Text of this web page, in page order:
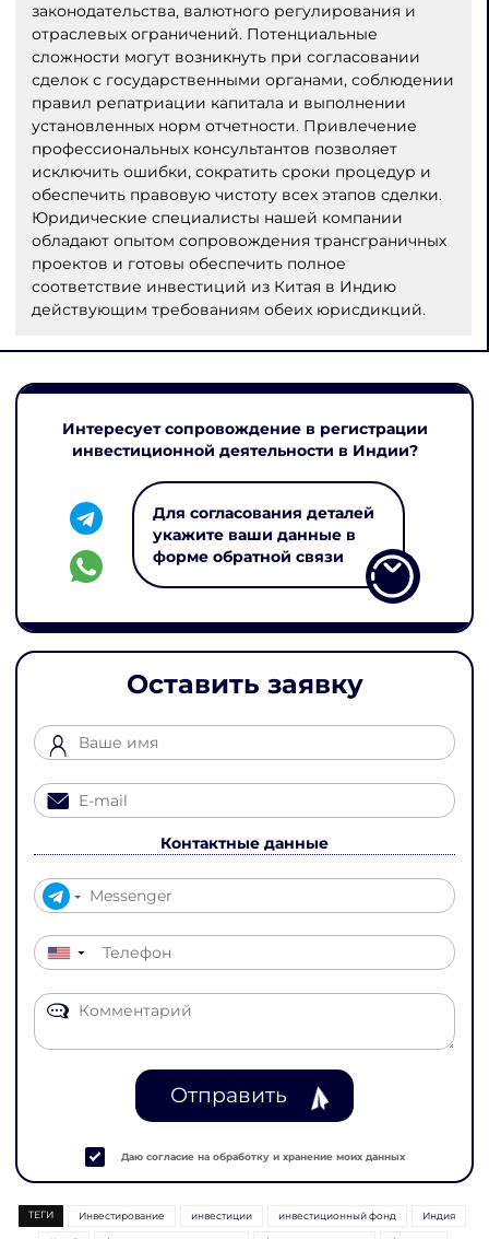
законодательства, валютного регулирования и
отраслевых ограничений. Потенциальные
сложности могут возникнуть при согласовании
сделок с государственными органами, соблюдении
правил репатриации капитала и выполнении
установленных норм отчетности. Привлечение
профессиональных консультантов позволяет
исключить ошибки, сократить сроки процедур и
обеспечить правовую чистоту всех этапов сделки.
Юридические специалисты нашей компании
обладают опытом сопровождения трансграничных
проектов и готовы обеспечить полное
соответствие инвестиций из Китая в Индию
действующим требованиям обеих юрисдикций.
Интересует сопровождение в регистрации
инвестиционной деятельности в Индии?
Для согласования деталей
укажите ваши данные в
форме обратной связи
Оставить заявку
Контактные данные
▼
Отправить
Даю согласие на обработку и хранение моих данных
ТЕГИ Инвестирование инвестиции инвестиционный фонд Индия